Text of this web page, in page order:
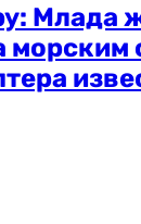
Млада
морским